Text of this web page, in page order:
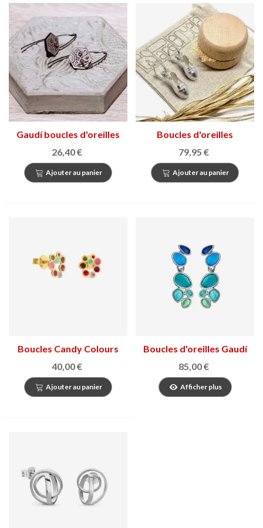
Gaudí boucles d'oreilles
26,40 €
Ajouter au panier
Boucles d'oreilles
Lespardenyeta
79,95 €
Ajouter au panier
Boucles Candy Colours
40,00 €
Ajouter au panier
Boucles d'oreilles Gaudí
Jewelry Fruits
85,00 €
Afficher plus